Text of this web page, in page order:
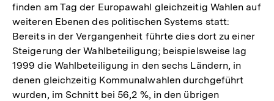
finden am Tag der Europawahl gleichzeitig Wahlen auf
weiteren Ebenen des politischen Systems statt:
Bereits in der Vergangenheit führte dies dort zu einer
Steigerung der Wahlbeteiligung; beispielsweise lag
1999 die Wahlbeteiligung in den sechs Ländern, in
denen gleichzeitig Kommunalwahlen durchgeführt
wurden, im Schnitt bei 56,2 %, in den übrigen